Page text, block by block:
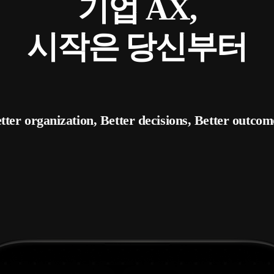
기업 AX,
시작은 당신부터
organization, Better decisions, Better